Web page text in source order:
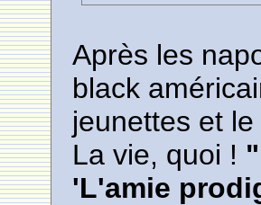
Après les
black
jeunettes et
La vie, quoi !
'L'amie